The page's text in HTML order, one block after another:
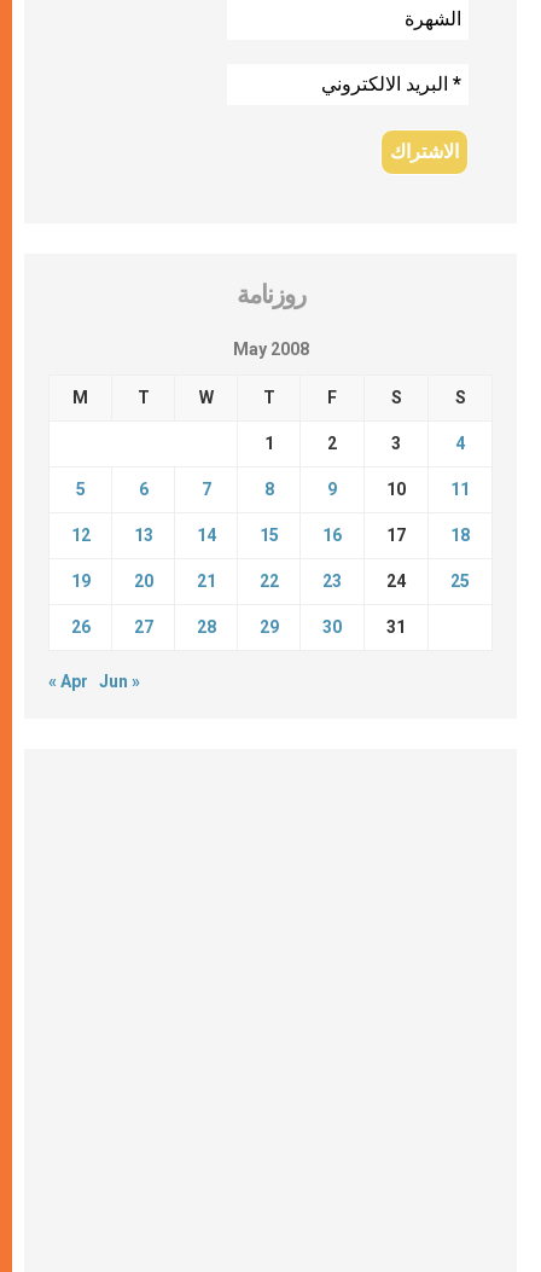
روزنامة
May 2008
M T W T F S S
1 2 3 4
5 6 7 8 9 10 11
12 13 14 15 16 17 18
19 20 21 22 23 24 25
26 27 28 29 30 31
« Apr Jun »